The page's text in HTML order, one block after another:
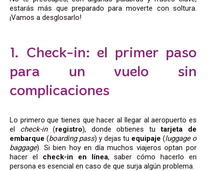
estarás más que preparado para moverte con soltura.
¡Vamos a desglosarlo!
1. Check-in: el primer paso
para un vuelo sin
complicaciones
Lo primero que tienes que hacer al llegar al aeropuerto es
el check-in(registro), donde obtienes tutarjeta de
embarque (boarding pass) y dejas tu equipaje (luggage o
baggage). Si bien hoy en día muchos viajeros optan por
hacer el check-in en línea, saber cómo hacerlo en
persona es esencial en caso de que surja algún problema.